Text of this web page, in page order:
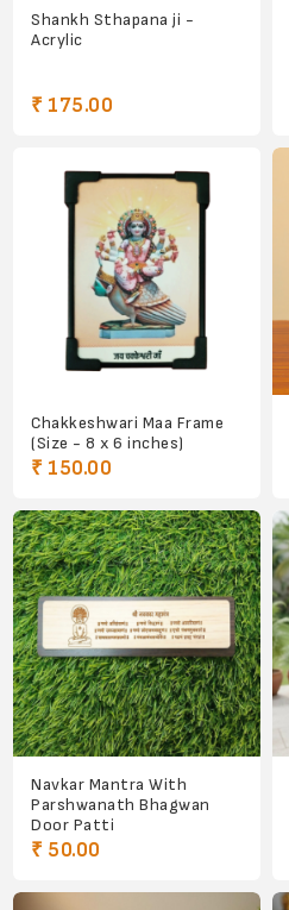
Shankh Sthapana ji -
Acrylic
₹ 175.00
Chakkeshwari Maa Frame
(Size - 8 x 6 inches)
₹ 150.00
Navkar Mantra With
Parshwanath Bhagwan
Door Patti
₹ 50.00